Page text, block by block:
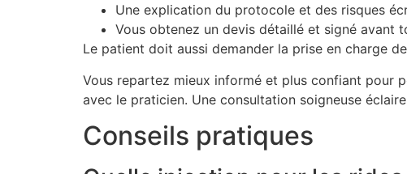
Une explication du protocole et des risques
Vous obtenez un devis détaillé et signé avant
Le patient doit aussi demander la prise en charge
Vous repartez mieux informé et plus confiant pour
avec le praticien. Une consultation soigneuse
Conseils pratiques